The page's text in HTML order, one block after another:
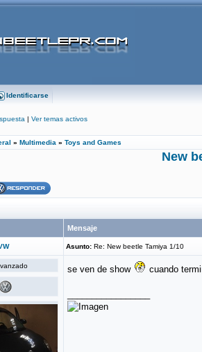
Identificarse
| Ver temas activos
» Multimedia » Toys and Games
New
Mensaje
Asunto: Re: New beetle Tamiya 1/10
se ven de show cuando